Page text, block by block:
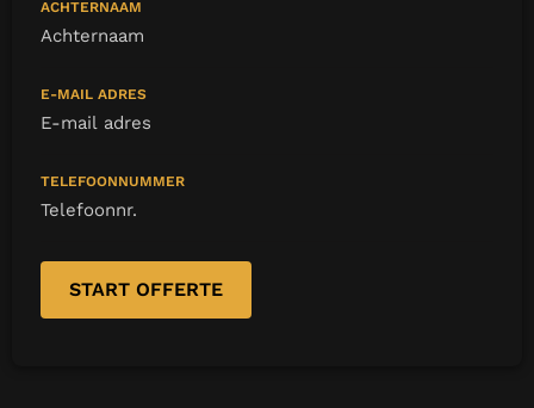
ACHTERNAAM
E-MAIL ADRES
TELEFOONNUMMER